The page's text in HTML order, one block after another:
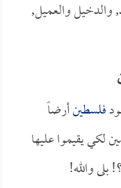
والدخيل والعميل,
فلسطينأرضاً
لكي يقيموا عليها
والله!